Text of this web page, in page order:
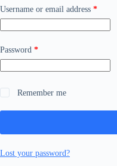
Username or email address *
Password *Required
Remember me
Lost your password?